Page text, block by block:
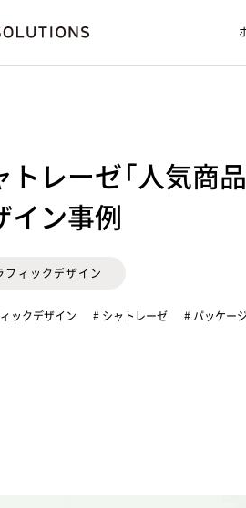
トレーゼ「人気商
イン事例
フィックデザイン
ックデザイン # シャトレーゼ # パッケー